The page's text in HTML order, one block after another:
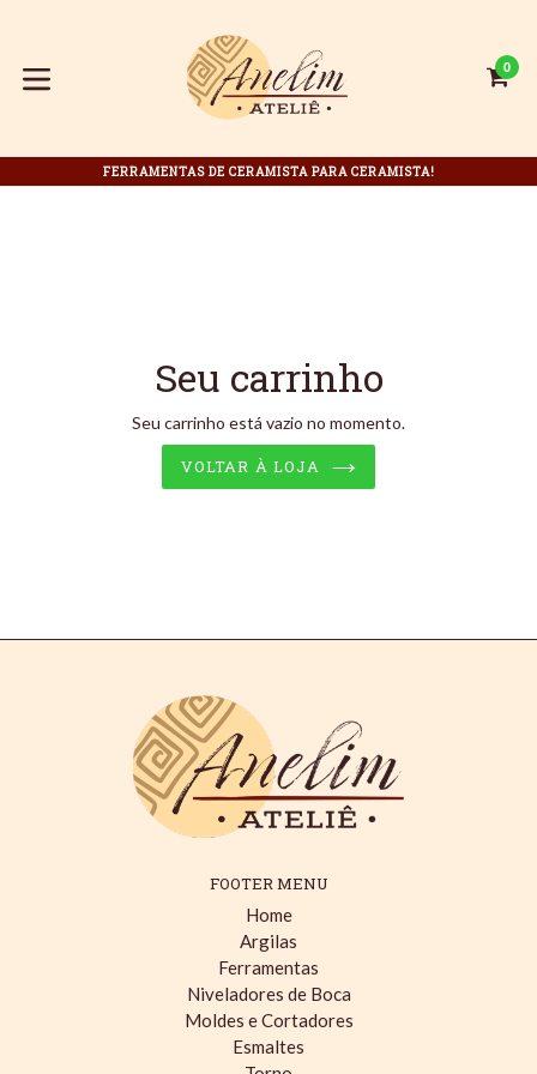
conteúdo
0
FERRAMENTAS DE CERAMISTA PARA CERAMISTA!
Seu carrinho
Seu carrinho está vazio no momento.
VOLTAR À LOJA
FOOTER MENU
Home
Argilas
Ferramentas
Niveladores de Boca
Moldes e Cortadores
Esmaltes